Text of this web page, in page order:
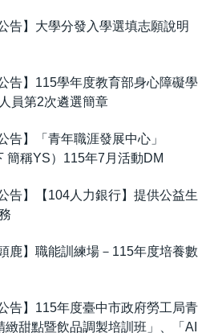
告】大學分發入學選填志願說明
告】115學年度教育部身心障礙學
員第2次遴選簡章
告】「青年職涯發展中心」
簡稱YS）115年7月活動DM
告】【104人力銀行】提供公益生
鹿】職能訓練場－115年度培養數
告】115年度臺中市政府勞工局青
甜點暨飲品調製培訓班」、「AI